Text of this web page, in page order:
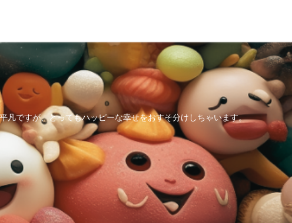
凡ですが、とってもハッピーな幸せをおすそ分けしちゃいます。